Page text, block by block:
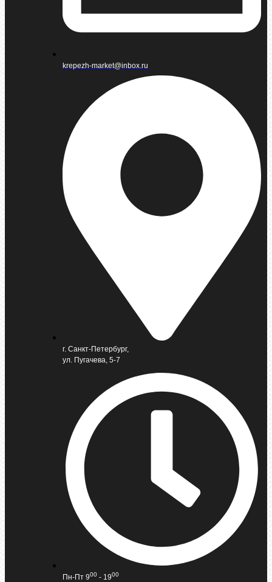
krepezh-market@inbox.ru
г. Санкт-Петербург,
ул. Пугачева, 5-7
Пн-Пт 900 - 1900